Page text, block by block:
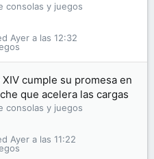
consolas y juegos
Ayer a las 12:32
XIV cumple su promesa en
que acelera las cargas
consolas y juegos
Ayer a las 11:22